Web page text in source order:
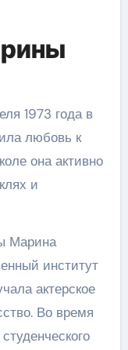
1973 года в
любовь к
она активно
и
Марина
институт
актерское
Во время